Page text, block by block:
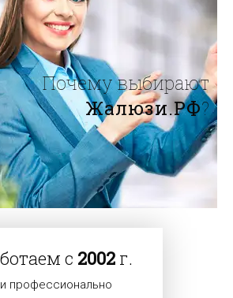
Почему выбирают
Жалюзи.РФ?
с 2002 г.
и профессионально